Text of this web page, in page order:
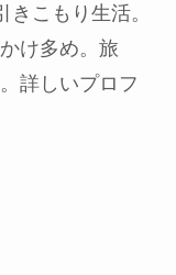
こもり生活。
け多め。旅
詳しいプロフ